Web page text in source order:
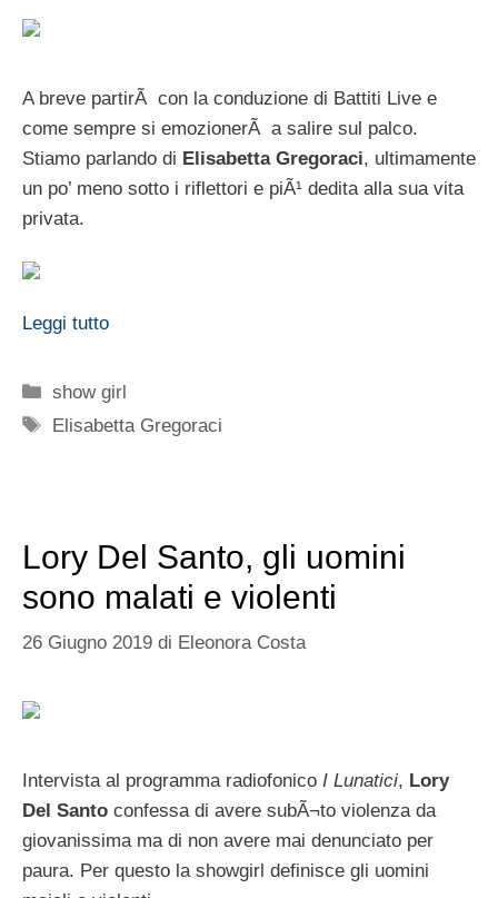
A breve partirÃ con la conduzione di Battiti Live e
come sempre si emozionerÃ a salire sul palco.
Stiamo parlando di Elisabetta Gregoraci, ultimamente
un po’ meno sotto i riflettori e piÃ¹ dedita alla sua vita
privata.
Leggi tutto
Categorie
show girl
Tag
Elisabetta Gregoraci
Lory Del Santo, gli uomini
sono malati e violenti
26 Giugno 2019 di Eleonora Costa
Intervista al programma radiofonico I Lunatici, Lory
Del Santo confessa di avere subÃ¬to violenza da
giovanissima ma di non avere mai denunciato per
paura. Per questo la showgirl definisce gli uomini